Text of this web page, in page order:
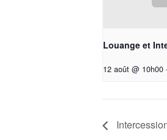
Louange et
12 août @ 10h00